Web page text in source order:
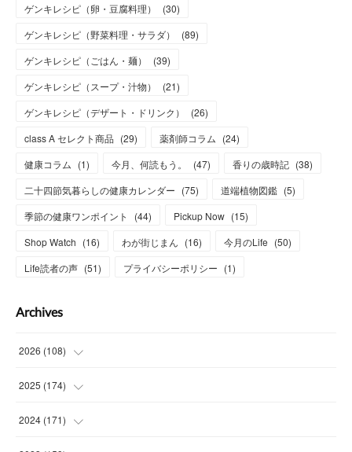
ゲンキレシピ（卵・豆腐料理）
(30)
ゲンキレシピ（野菜料理・サラダ）
(89)
ゲンキレシピ（ごはん・麺）
(39)
ゲンキレシピ（スープ・汁物）
(21)
ゲンキレシピ（デザート・ドリンク）
(26)
class A セレクト商品 (29) 薬剤師コラム (24)
健康コラム (1) 今月、何読もう。 (47) 香りの歳時記 (38)
二十四節気暮らしの健康カレンダー (75) 道端植物図鑑 (5)
季節の健康ワンポイント
(44) Pickup Now (15)
Shop Watch (16) わが街じまん (16) 今月のLife (50)
Life読者の声 (51) プライバシーポリシー (1)
Archives
2026 (108)
(6)
(15
2025 (174)
(14
2024 (171)